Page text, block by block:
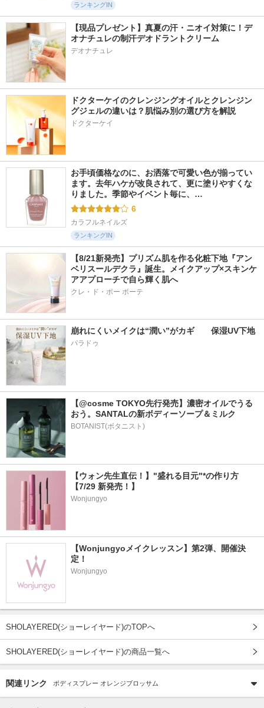
ランキングIN
【現品プレゼント】真夏の汗・ニオイ対策に！デ
オナチュレの制汗デオドラントクリーム
デオナチュレ
ドクターケイのクレンジングオイルとクレンジン
グジェルの違いは？肌悩み別の選び方を解説
ドクターケイ
お手頃価格なのに、お洒落で可愛い色が揃ってい
ます。去年ハケが改良されて、更に塗りやすくな
りました。季節やイベント毎に、…
6
カラフルネイルズ
ランキングIN
【8/21新発売】プリズム肌を作る化粧下地『アン
ベリスールデクラ』誕生。メイクアップ×スキンケ
アアプローチで自ら輝く肌へ
クレ・ド・ポー ボーテ
崩れにくいメイクは“潤い”がカギ　　保湿UV下地
パラドゥ
【@cosme TOKYO先行発売】濃密オイルでうる
おう。SANTALの新ボディーソープ＆ミルク
BOTANIST(ボタニスト)
【ウォン先生直伝！】"盛れる目元"*の作り方
【7/29 新発売！】
Wonjungyo
【Wonjungyoメイクレッスン】第2弾、開催決
定！
Wonjungyo
SHOLAYERED(ショーレイヤード)のTOPへ
SHOLAYERED(ショーレイヤード)の商品一覧へ
関連リンク ボディスプレー オレンジブロッサム